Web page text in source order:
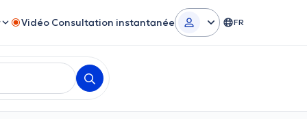
Vidéo Consultation instantanée FR